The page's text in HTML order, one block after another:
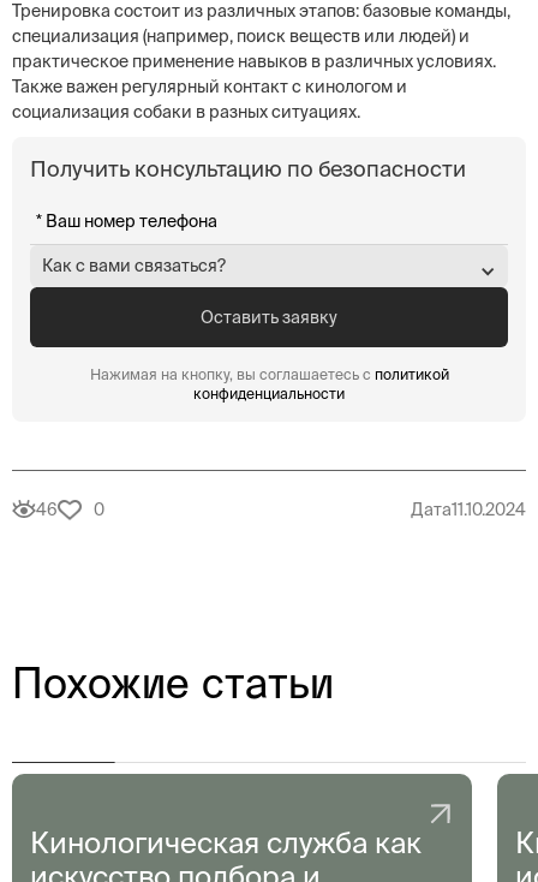
Тренировка состоит из различных этапов: базовые команды,
специализация (например, поиск веществ или людей) и
практическое применение навыков в различных условиях.
Также важен регулярный контакт с кинологом и
социализация собаки в разных ситуациях.
Получить консультацию по безопасности
Как с вами связаться?
Нажимая на кнопку, вы соглашаетесь с политикой
конфиденциальности
46 0 Дата11.10.2024
Похожие статьи
Кинологическая служба как